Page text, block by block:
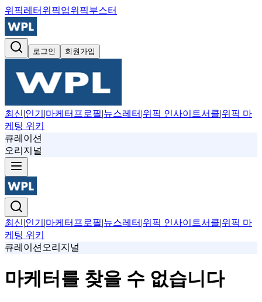
위픽레터 위픽업위픽부스터
로그인 회원가입
최신|인기 |마케터프로필|뉴스레터 |위픽 인사이트서클|위픽 마
케팅 위키
큐레이션
오리지널
최신|인기 |마케터프로필|뉴스레터 |위픽 인사이트서클|위픽 마
케팅 위키
큐레이션 오리지널
마케터를 찾을 수 없습니다